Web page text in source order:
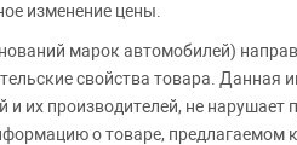
изменение цены.
марок автомобилей)
свойства товара.
их производителей, не
о товаре,